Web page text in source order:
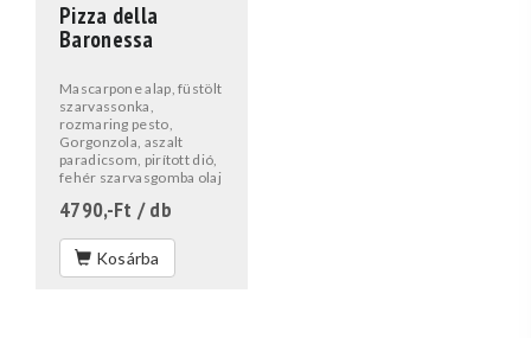
Pizza della
Baronessa
Mascarpone alap, füstölt
szarvassonka,
rozmaring pesto,
Gorgonzola, aszalt
paradicsom, pirított dió,
fehér szarvasgomba olaj
4790,-Ft / db
Kosárba